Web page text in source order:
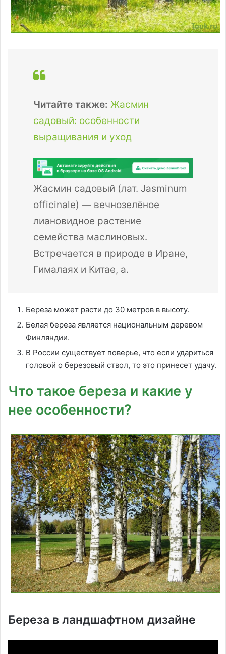
Читайте также: Жасмин
садовый: особенности
выращивания и уход
Жасмин садовый (лат. Jasminum
officinale) — вечнозелёное
лиановидное растение
семейства маслиновых.
Встречается в природе в Иране,
Гималаях и Китае, а.
Береза может расти до 30 метров в высоту.
Белая береза является национальным деревом
Финляндии.
В России существует поверье, что если удариться
головой о березовый ствол, то это принесет удачу.
Что такое береза и какие у
нее особенности?
Береза в ландшафтном дизайне